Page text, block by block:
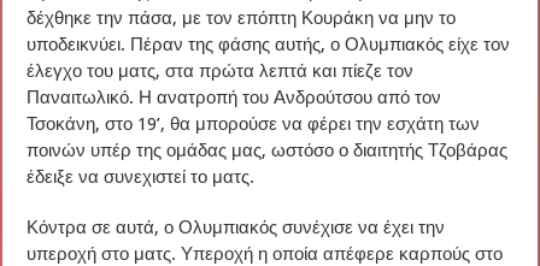
δέχθηκε την πάσα, με τον επόπτη Κουράκη να μην το
υποδεικνύει. Πέραν της φάσης αυτής, ο Ολυμπιακός είχε τον
έλεγχο του ματς, στα πρώτα λεπτά και πίεζε τον
Παναιτωλικό. Η ανατροπή του Ανδρούτσου από τον
Τσοκάνη, στο 19’, θα μπορούσε να φέρει την εσχάτη των
ποινών υπέρ της ομάδας μας, ωστόσο ο διαιτητής Τζοβάρας
έδειξε να συνεχιστεί το ματς.
Κόντρα σε αυτά, ο Ολυμπιακός συνέχισε να έχει την
υπεροχή στο ματς. Υπεροχή η οποία απέφερε καρπούς στο